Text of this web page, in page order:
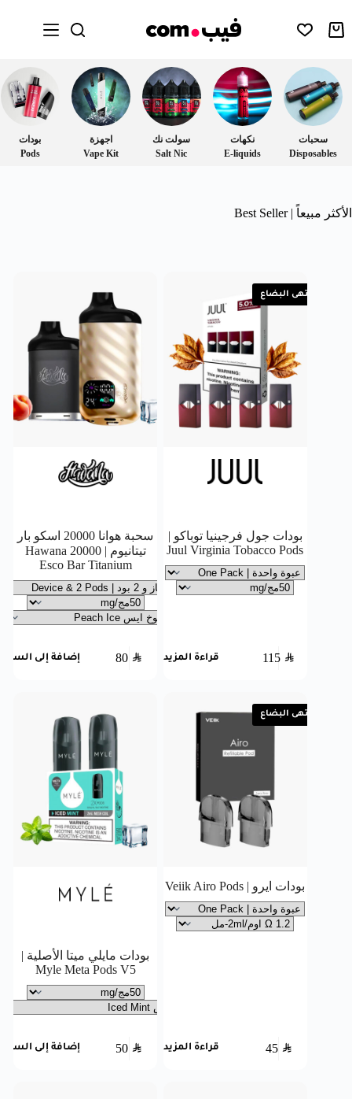
سحبات
Disposables
نكهات
E-liquids
سولت نك
Salt Nic
اجهزة
Vape Kit
بودات
Pods
الأكثر مبيعاً | Best Seller
انتهى البضاع
بودات جول فرجينيا توباكو |
Juul Virginia Tobacco Pods
115 SAR قراءة المزيد
سحبة هوانا 20000 اسكو بار
تيتانيوم | Hawana 20000
Esco Bar Titanium
80 SAR إضافة إلى السلة
انتهى البضاع
بودات ايرو | Veiik Airo Pods
45 SAR قراءة المزيد
بودات مايلي ميتا الأصلية |
Myle Meta Pods V5
50 SAR إضافة إلى السلة